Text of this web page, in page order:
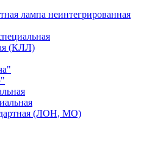
лампа неинтегрированная
(КЛЛ)
(ЛОН, МО)